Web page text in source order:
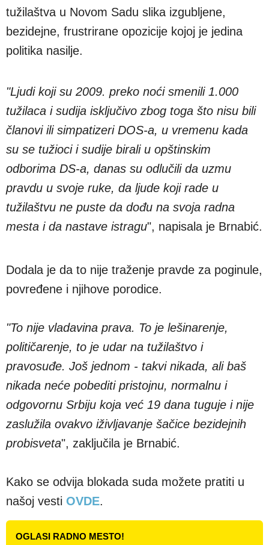
tužilaštva u Novom Sadu slika izgubljene,
bezidejne, frustrirane opozicije kojoj je jedina
politika nasilje.
"Ljudi koji su 2009. preko noći smenili 1.000
tužilaca i sudija isključivo zbog toga što nisu bili
članovi ili simpatizeri DOS-a, u vremenu kada
su se tužioci i sudije birali u opštinskim
odborima DS-a, danas su odlučili da uzmu
pravdu u svoje ruke, da ljude koji rade u
tužilaštvu ne puste da dođu na svoja radna
mesta i da nastave istragu", napisala je Brnabić.
Dodala je da to nije traženje pravde za poginule,
povređene i njihove porodice.
"To nije vladavina prava. To je lešinarenje,
političarenje, to je udar na tužilaštvo i
pravosuđe. Još jednom - takvi nikada, ali baš
nikada neće pobediti pristojnu, normalnu i
odgovornu Srbiju koja već 19 dana tuguje i nije
zaslužila ovakvo iživljavanje šačice bezidejnih
probisveta", zaključila je Brnabić.
Kako se odvija blokada suda možete pratiti u
našoj vesti OVDE.
OGLASI RADNO MESTO!